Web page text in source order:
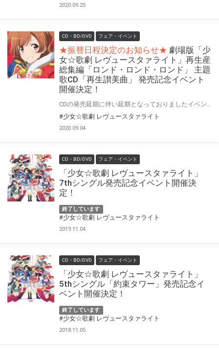
2020.09.25
CD・BD/DVD フェア・イベント
★振替日程決定のお知らせ★ 劇場版「少
女☆歌劇 レヴュースタァライト」再生産
総集編「ロンド・ロンド・ロンド」 主題
歌CD「再生讃美曲」 発売記念イベント
開催決定！
#少女☆歌劇 レヴュースタァライト
2020.09.04
CD・BD/DVD フェア・イベント
「少女☆歌劇 レヴュースタァライト」
7thシングル発売記念イベント開催決
定！
終了しています
#少女☆歌劇 レヴュースタァライト
2019.11.04
CD・BD/DVD フェア・イベント
「少女☆歌劇 レヴュースタァライト」
5thシングル「約束タワー」発売記念イ
ベント開催決定！
終了しています
#少女☆歌劇 レヴュースタァライト
2018.11.05